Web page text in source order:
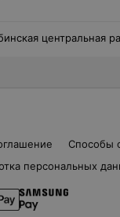
центральная
Способы
персональных